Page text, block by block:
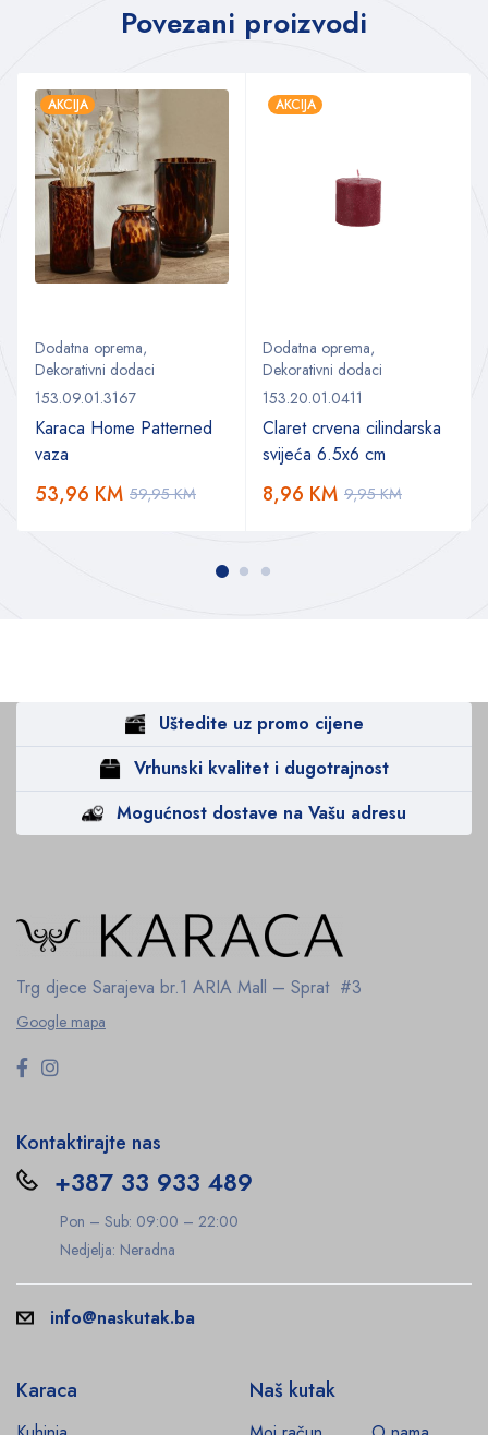
Povezani proizvodi
AKCIJA
Dodatna oprema,
Dekorativni dodaci
153.09.01.3167
Karaca Home Patterned
vaza
59,95KM
53,96 KM
AKCIJA
Dodatna oprema,
Dekorativni dodaci
153.20.01.0411
Claret crvena cilindarska
svijeća 6.5x6 cm
9,95KM
8,96 KM
Uštedite uz promo cijene
Vrhunski kvalitet i dugotrajnost
Mogućnost dostave na Vašu adresu
Trg djece Sarajeva br.1 ARIA Mall – Sprat #3
Google mapa
Kontaktirajte nas
+387 33 933 489
Pon – Sub: 09:00 – 22:00
Nedjelja: Neradna
info@naskutak.ba
Karaca Naš kutak